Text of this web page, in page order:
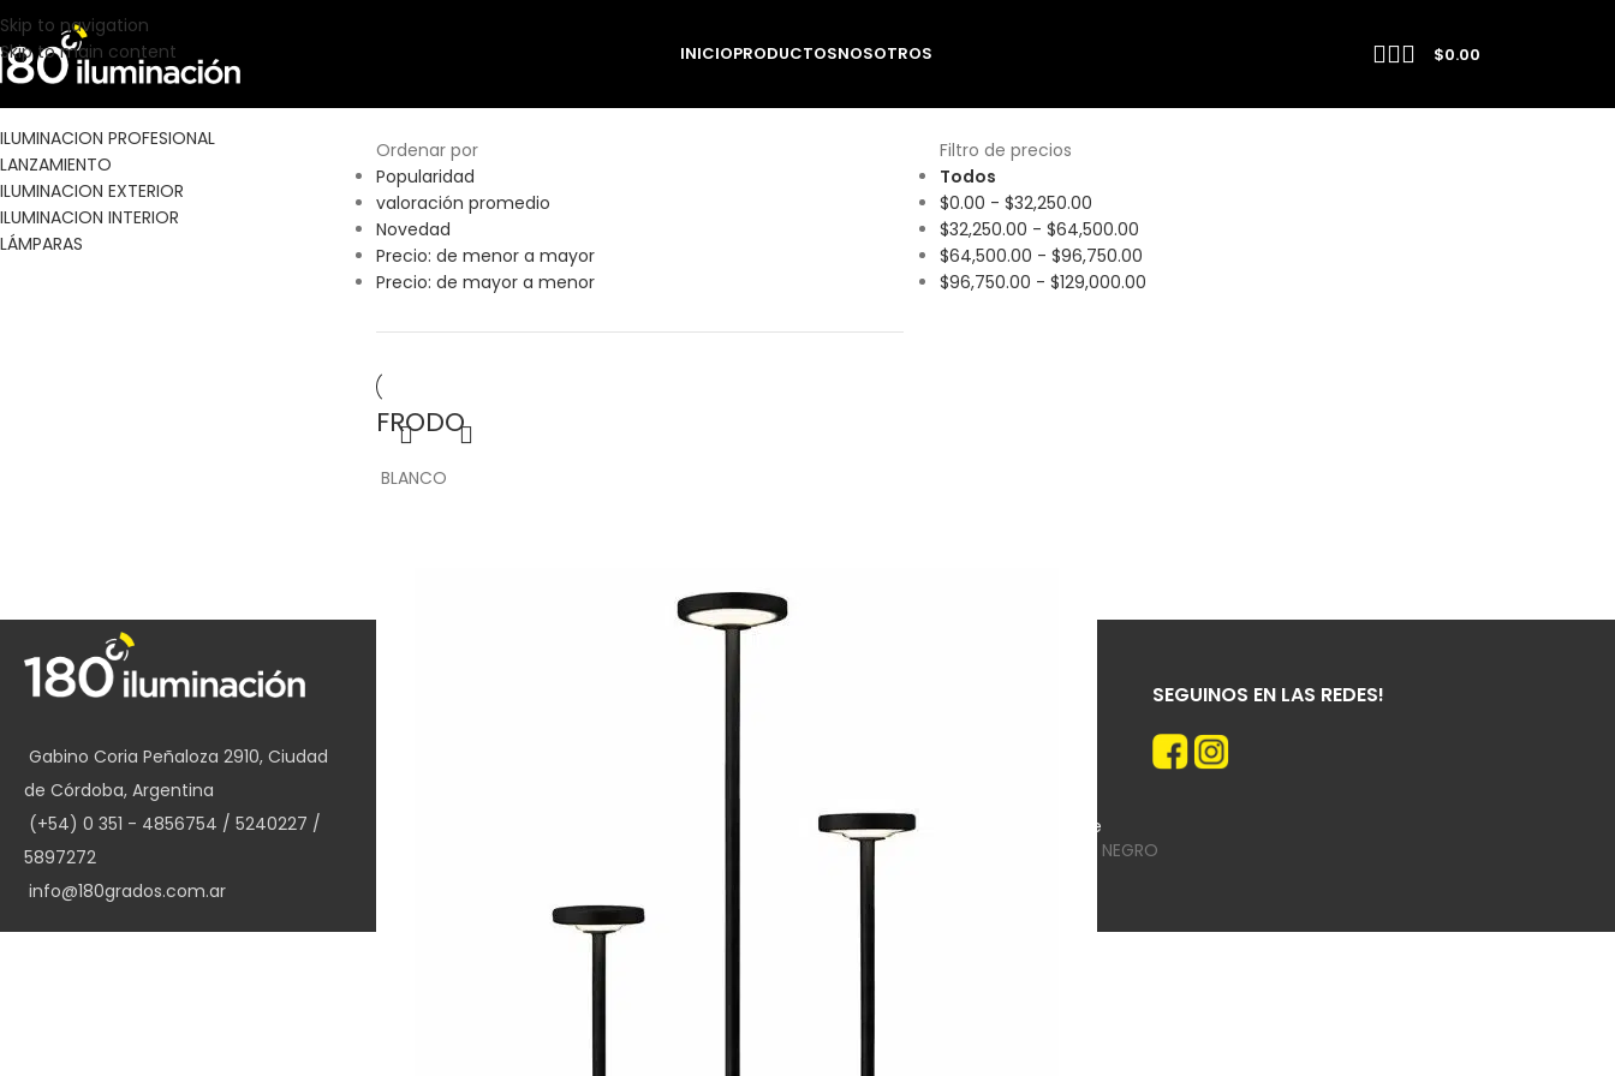
Skip to navigation
Skip to main content
INICIOPRODUCTOSNOSOTROS $0.00
S
CATEGORÍAS
ILUMINACION PROFESIONAL
LANZAMIENTO
ILUMINACION EXTERIOR
ILUMINACION INTERIOR
LÁMPARAS
Ordenar por
Popularidad
valoración promedio
Novedad
Precio: de menor a mayor
Precio: de mayor a menor
Filtro de precios
Todos
$0.00 -$32,250.00
$32,250.00 -$64,500.00
$64,500.00 -$96,750.00
$96,750.00 -$129,000.00
FRODO
BLANCO
NEGRO
Gabino Coria Peñaloza 2910, Ciudad
de Córdoba, Argentina
(+54) 0 351 - 4856754 / 5240227 /
5897272
info@180grados.com.ar
Políticas de privacidad y Protección de
SEGUINOS EN LAS REDES!